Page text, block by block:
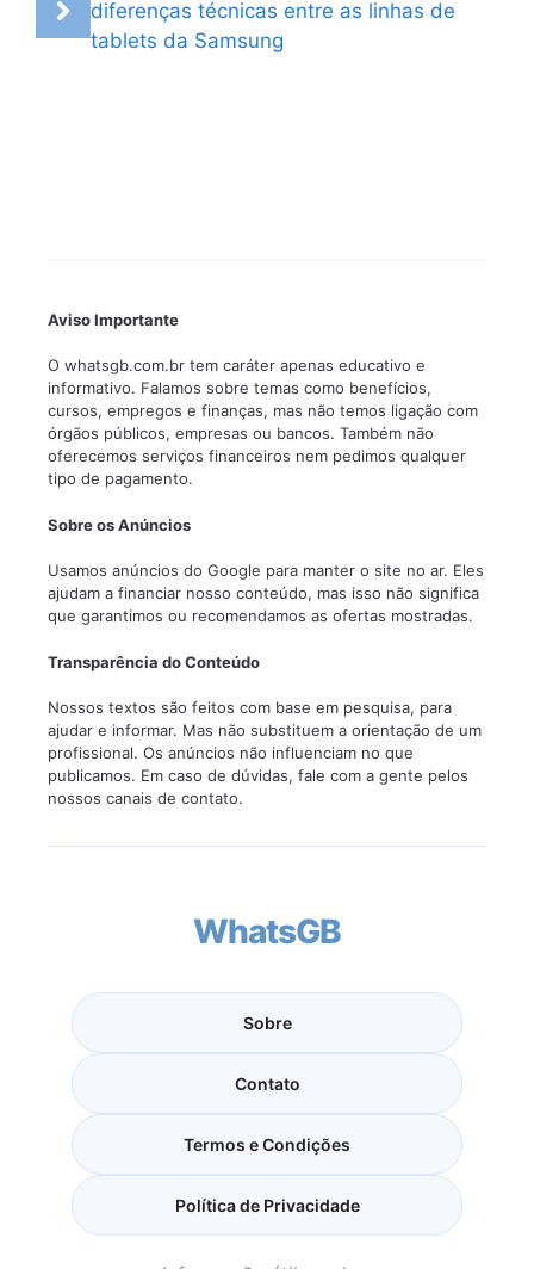
diferenças técnicas entre as linhas de
tablets da Samsung
Aviso Importante
O whatsgb.com.br tem caráter apenas educativo e
informativo. Falamos sobre temas como benefícios,
cursos, empregos e finanças, mas não temos ligação com
órgãos públicos, empresas ou bancos. Também não
oferecemos serviços financeiros nem pedimos qualquer
tipo de pagamento.
Sobre os Anúncios
Usamos anúncios do Google para manter o site no ar. Eles
ajudam a financiar nosso conteúdo, mas isso não significa
que garantimos ou recomendamos as ofertas mostradas.
Transparência do Conteúdo
Nossos textos são feitos com base em pesquisa, para
ajudar e informar. Mas não substituem a orientação de um
profissional. Os anúncios não influenciam no que
publicamos. Em caso de dúvidas, fale com a gente pelos
nossos canais de contato.
WhatsGB
Sobre
Contato
Termos e Condições
Política de Privacidade